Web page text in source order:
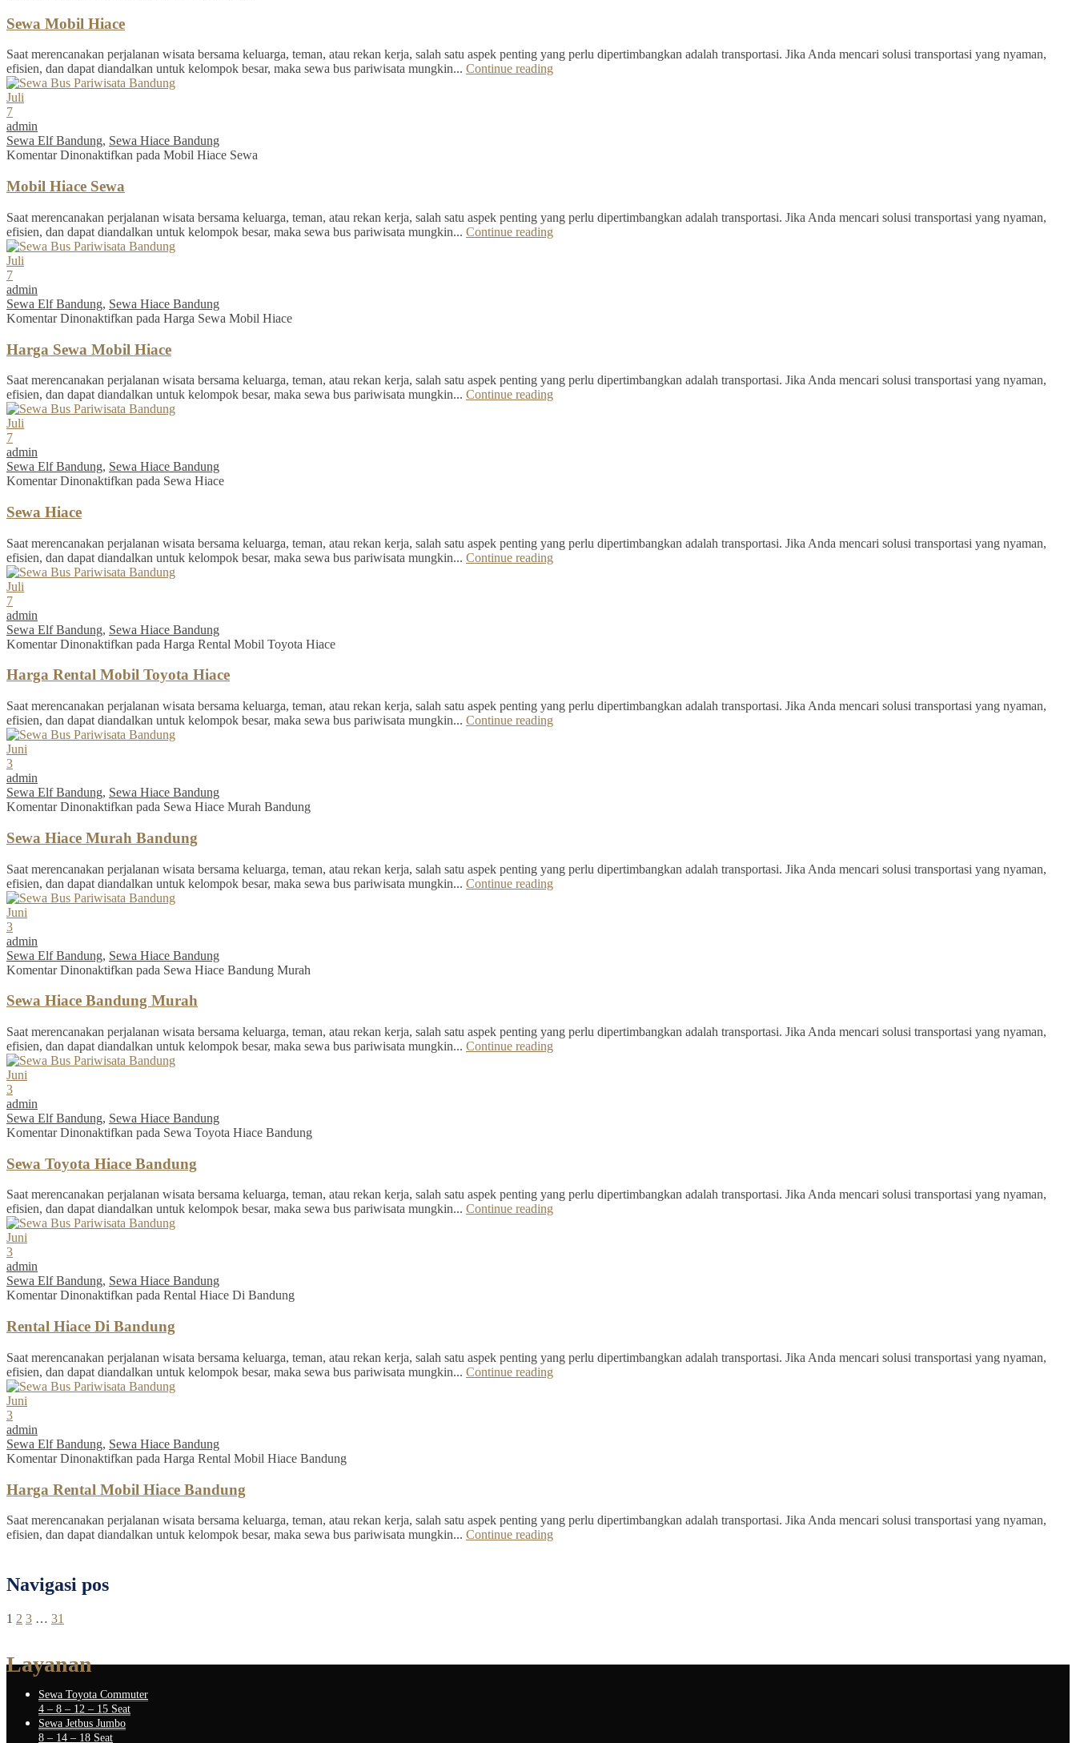
Sewa Mobil Hiace
Saat merencanakan perjalanan wisata bersama keluarga, teman, atau rekan kerja, salah satu aspek penting yang perlu dipertimbangkan adalah transportasi. Jika Anda mencari solusi transportasi yang nyaman,
efisien, dan dapat diandalkan untuk kelompok besar, maka sewa bus pariwisata mungkin... Continue reading
Juli
7
admin
Sewa Elf Bandung, Sewa Hiace Bandung
Komentar Dinonaktifkan pada Mobil Hiace Sewa
Mobil Hiace Sewa
Saat merencanakan perjalanan wisata bersama keluarga, teman, atau rekan kerja, salah satu aspek penting yang perlu dipertimbangkan adalah transportasi. Jika Anda mencari solusi transportasi yang nyaman,
efisien, dan dapat diandalkan untuk kelompok besar, maka sewa bus pariwisata mungkin... Continue reading
Juli
7
admin
Sewa Elf Bandung, Sewa Hiace Bandung
Komentar Dinonaktifkan pada Harga Sewa Mobil Hiace
Harga Sewa Mobil Hiace
Saat merencanakan perjalanan wisata bersama keluarga, teman, atau rekan kerja, salah satu aspek penting yang perlu dipertimbangkan adalah transportasi. Jika Anda mencari solusi transportasi yang nyaman,
efisien, dan dapat diandalkan untuk kelompok besar, maka sewa bus pariwisata mungkin... Continue reading
Juli
7
admin
Sewa Elf Bandung, Sewa Hiace Bandung
Komentar Dinonaktifkan pada Sewa Hiace
Sewa Hiace
Saat merencanakan perjalanan wisata bersama keluarga, teman, atau rekan kerja, salah satu aspek penting yang perlu dipertimbangkan adalah transportasi. Jika Anda mencari solusi transportasi yang nyaman,
efisien, dan dapat diandalkan untuk kelompok besar, maka sewa bus pariwisata mungkin... Continue reading
Juli
7
admin
Sewa Elf Bandung, Sewa Hiace Bandung
Komentar Dinonaktifkan pada Harga Rental Mobil Toyota Hiace
Harga Rental Mobil Toyota Hiace
Saat merencanakan perjalanan wisata bersama keluarga, teman, atau rekan kerja, salah satu aspek penting yang perlu dipertimbangkan adalah transportasi. Jika Anda mencari solusi transportasi yang nyaman,
efisien, dan dapat diandalkan untuk kelompok besar, maka sewa bus pariwisata mungkin... Continue reading
Juni
3
admin
Sewa Elf Bandung, Sewa Hiace Bandung
Komentar Dinonaktifkan pada Sewa Hiace Murah Bandung
Sewa Hiace Murah Bandung
Saat merencanakan perjalanan wisata bersama keluarga, teman, atau rekan kerja, salah satu aspek penting yang perlu dipertimbangkan adalah transportasi. Jika Anda mencari solusi transportasi yang nyaman,
efisien, dan dapat diandalkan untuk kelompok besar, maka sewa bus pariwisata mungkin... Continue reading
Juni
3
admin
Sewa Elf Bandung, Sewa Hiace Bandung
Komentar Dinonaktifkan pada Sewa Hiace Bandung Murah
Sewa Hiace Bandung Murah
Saat merencanakan perjalanan wisata bersama keluarga, teman, atau rekan kerja, salah satu aspek penting yang perlu dipertimbangkan adalah transportasi. Jika Anda mencari solusi transportasi yang nyaman,
efisien, dan dapat diandalkan untuk kelompok besar, maka sewa bus pariwisata mungkin... Continue reading
Juni
3
admin
Sewa Elf Bandung, Sewa Hiace Bandung
Komentar Dinonaktifkan pada Sewa Toyota Hiace Bandung
Sewa Toyota Hiace Bandung
Saat merencanakan perjalanan wisata bersama keluarga, teman, atau rekan kerja, salah satu aspek penting yang perlu dipertimbangkan adalah transportasi. Jika Anda mencari solusi transportasi yang nyaman,
efisien, dan dapat diandalkan untuk kelompok besar, maka sewa bus pariwisata mungkin... Continue reading
Juni
3
admin
Sewa Elf Bandung, Sewa Hiace Bandung
Komentar Dinonaktifkan pada Rental Hiace Di Bandung
Rental Hiace Di Bandung
Saat merencanakan perjalanan wisata bersama keluarga, teman, atau rekan kerja, salah satu aspek penting yang perlu dipertimbangkan adalah transportasi. Jika Anda mencari solusi transportasi yang nyaman,
efisien, dan dapat diandalkan untuk kelompok besar, maka sewa bus pariwisata mungkin... Continue reading
Juni
3
admin
Sewa Elf Bandung, Sewa Hiace Bandung
Komentar Dinonaktifkan pada Harga Rental Mobil Hiace Bandung
Harga Rental Mobil Hiace Bandung
Saat merencanakan perjalanan wisata bersama keluarga, teman, atau rekan kerja, salah satu aspek penting yang perlu dipertimbangkan adalah transportasi. Jika Anda mencari solusi transportasi yang nyaman,
efisien, dan dapat diandalkan untuk kelompok besar, maka sewa bus pariwisata mungkin... Continue reading
Navigasi pos
1 2 3 … 31
Layanan
Sewa Toyota Commuter
4 – 8 – 12 – 15 Seat
Sewa Jetbus Jumbo
8 – 14 – 18 Seat